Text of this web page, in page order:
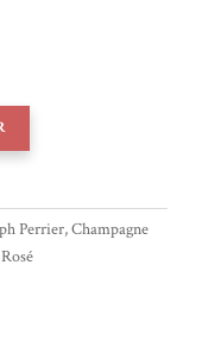
Perrier,Champagne
Rosé